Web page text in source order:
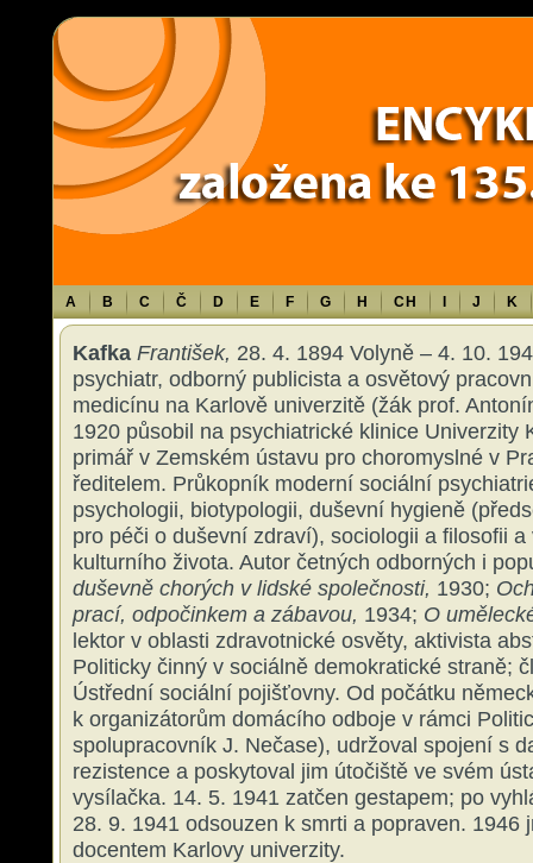
Warning: Use of undefined constant TXT - assumed 'TXT' (this will throw
content/themes/sablona/functions.php
A B C Č D E F G H CH J K
Kafka František, 28. 4. 1894 Volyně – 4. 10.
psychiatr, odborný publicista a osvětový
medicínu na Karlově univerzitě (žák prof.
1920 působil na psychiatrické klinice Univerzity
primář v Zemském ústavu pro choromyslné v
ředitelem. Průkopník moderní sociální
psychologii, biotypologii, duševní hygieně
pro péči o duševní zdraví), sociologii a filosofii
kulturního života. Autor četných odborných i
duševně chorých v lidské společnosti, 1930;
prací, odpočinkem a zábavou, 1934; O
lektor v oblasti zdravotnické osvěty, aktivista
Politicky činný v sociálně demokratické straně;
Ústřední sociální pojišťovny. Od počátku
k organizátorům domácího odboje v rámci
spolupracovník J. Nečase), udržoval spojení s
rezistence a poskytoval jim útočiště ve svém
vysílačka. 14. 5. 1941 zatčen gestapem; po
28. 9. 1941 odsouzen k smrti a popraven. 1946
docentem Karlovy univerzity.